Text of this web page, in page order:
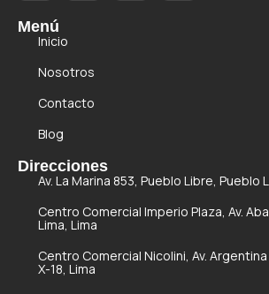
Menú
Inicio
Nosotros
Contacto
Blog
Direcciones
Av. La Marina 853, Pueblo Libre, Pueblo
Centro Comercial Imperio Plaza, Av.
Lima, Lima
Centro Comercial Nicolini, Av. Argentina
X-18, Lima